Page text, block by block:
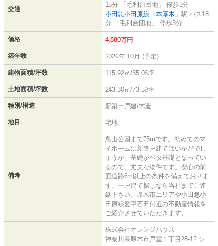
交通
15分 「毛利台団地」 停歩3分
小田急小田原線 「 本厚木 」駅 バス18
分 「毛利台団地」 停歩3分
価格 4,880万円
築年数 2026年 10月 (予定)
建物面積/坪数 115.92㎡/35.06坪
土地面積/坪数 243.30㎡/73.59坪
種別/構造 新築一戸建/木造
地目 宅地
備考
鳥山公園まで75mです。初めてのマ
イホームに新築戸建てはいかがでし
ょうか。基礎がベタ基礎となってい
るので、丈夫な物件です。安心の前
面道路6m以上の条件を備えておりま
す。一戸建て探しなら当社までご連
絡下さい。厚木市エリアや小田急小
田原線愛甲石田付近の不動産情報を
ご紹介させていただきます。
株式会社オレンジハウス
神奈川県厚木市戸室１丁目28-12 シ